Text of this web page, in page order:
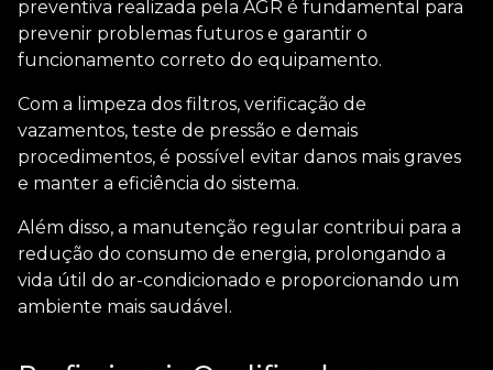
preventiva realizada pela AGR é fundamental para
prevenir problemas futuros e garantir o
funcionamento correto do equipamento.
Com a limpeza dos filtros, verificação de
vazamentos, teste de pressão e demais
procedimentos, é possível evitar danos mais graves
e manter a eficiência do sistema.
Além disso, a manutenção regular contribui para a
redução do consumo de energia, prolongando a
vida útil do ar-condicionado e proporcionando um
ambiente mais saudável.